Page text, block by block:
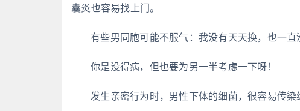
囊炎也容易找上门。
有些男同胞可能不服气：我没有天天换，也一直
你是没得病，但也要为另一半考虑一下呀！
发生亲密行为时，男性下体的细菌，很容易传